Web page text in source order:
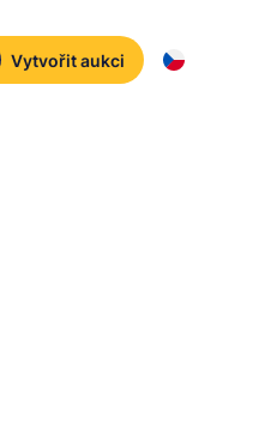
Vytvořit aukci